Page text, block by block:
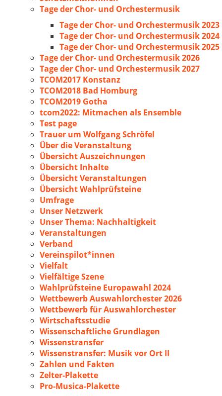
Tage der Chor- und Orchestermusik
Tage der Chor- und Orchestermusik 2023
Tage der Chor- und Orchestermusik 2024
Tage der Chor- und Orchestermusik 2025
Tage der Chor- und Orchestermusik 2026
Tage der Chor- und Orchestermusik 2027
TCOM2017 Konstanz
TCOM2018 Bad Homburg
TCOM2019 Gotha
tcom2022: Mitmachen als Ensemble
Test page
Trauer um Wolfgang Schröfel
Über die Veranstaltung
Übersicht Auszeichnungen
Übersicht Inhalte
Übersicht Veranstaltungen
Übersicht Wahlprüfsteine
Umfrage
Unser Netzwerk
Unser Thema: Nachhaltigkeit
Veranstaltungen
Verband
Vereinspilot*innen
Vielfalt
Vielfältige Szene
Wahlprüfsteine Europawahl 2024
Wettbewerb Auswahlorchester 2026
Wettbewerb für Auswahlorchester
Wirtschaftsstudie
Wissenschaftliche Grundlagen
Wissenstransfer
Wissenstransfer: Musik vor Ort II
Zahlen und Fakten
Zelter-Plakette
Pro-Musica-Plakette